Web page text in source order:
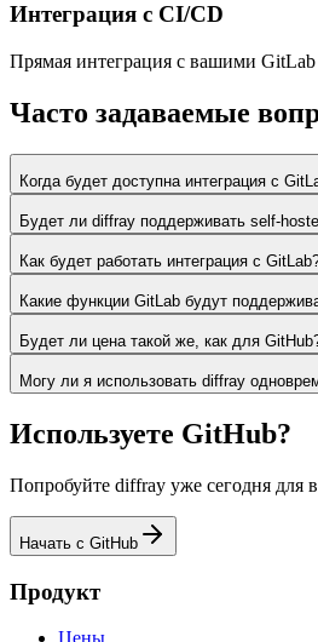
Интеграция с CI/CD
Прямая интеграция с вашими
Часто задаваемые
Когда будет доступна интеграция с
Будет ли diffray поддерживать self-
Как будет работать интеграция с
Какие функции GitLab будут
Будет ли цена такой же, как для
Могу ли я использовать diffray
Используете GitHub?
Попробуйте diffray уже сегодня для
Начать с GitHub
Продукт